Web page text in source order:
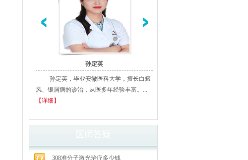
孙定英
孙定英，毕业安徽医科大学，擅长白癜
风、银屑病的诊治，从医多年经验丰富。...
【详细】
308准分子激光治疗多少钱